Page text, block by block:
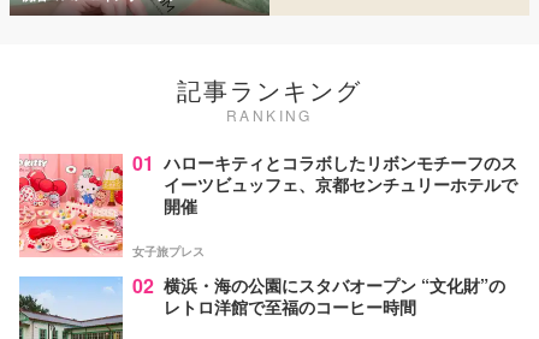
記事ランキング
RANKING
01 ハローキティとコラボしたリボンモチーフのス
イーツビュッフェ、京都センチュリーホテルで
開催
女子旅プレス
02 横浜・海の公園にスタバオープン “文化財”の
レトロ洋館で至福のコーヒー時間